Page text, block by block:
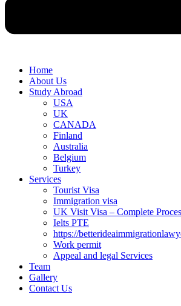
Home
About Us
Study Abroad
USA
UK
CANADA
Finland
Australia
Belgium
Turkey
Services
Tourist Visa
Immigration visa
UK Visit Visa – Complete
Ielts PTE
https://
Work permit
Appeal and legal Services
Team
Gallery
Contact Us